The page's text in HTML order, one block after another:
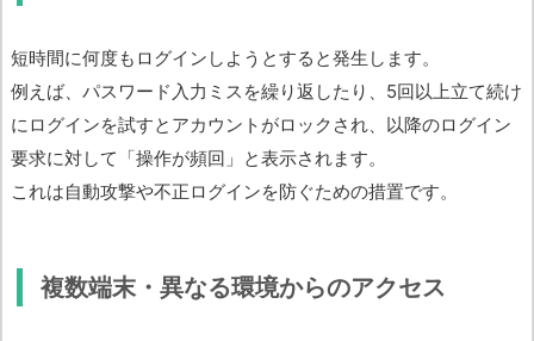
短時間に何度もログインしようとすると発生します。
例えば、パスワード入力ミスを繰り返したり、5回以上立て続け
にログインを試すとアカウントがロックされ、以降のログイン
要求に対して「操作が頻回」と表示されます。
これは自動攻撃や不正ログインを防ぐための措置です。
複数端末・異なる環境からのアクセス